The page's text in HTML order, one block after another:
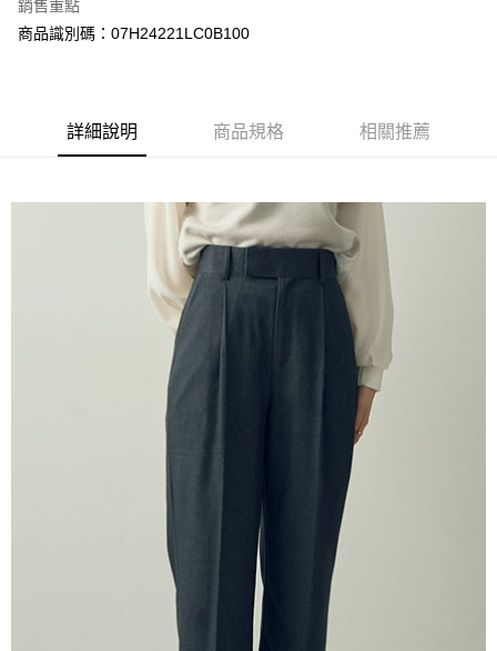
大哥付你分期
相關說明
流程，驗證手機門號後，選擇欲分期的期數、繳款截止日，確認付款後即完
成交易。
消。如遇「轉專審核」未通過狀況，表示未達大哥付你分期系統評分，恕無
1.分期款項不併入電信帳單，「大哥付你分期」於每月結算日後寄送繳費提
2.透過簡訊連結打開帳單後，可選擇「超商條碼／台灣大直營門市／銀行轉
帳／街口支付／iPASS MONEY」等通路繳費。
1.本服務係由「台灣大哥大股份有限公司」（以下簡稱本公司）所提供，讓
用戶於交易時，得透過本服務購買商品或服務，並由商店將買賣／分期付款
買賣價金債權讓與本公司後，依約使用本公司帳單繳交帳款。
2.基於同意付款使用「大哥付你分期」之契約關係目的，商店將以您的個人
資料（包含姓名、電話或地址）提供予台灣大哥大進項蒐集、處理及利用，
由本公司與您本人進行分期帳單所需資料之確認、核對及更正。
https://oppay.tw/userRule
【關於「AFTEE先享後付」】
AFTEE先享後付是「在收到商品之後才付款」的支付方式。 讓您購物簡單
１．簡單：不需註冊會員、不需綁卡、不需儲值。
２．便利：只要手機號碼，簡訊認證，即可結帳。
３．安心：先確認商品／服務後，再付款。
【「AFTEE先享後付」結帳流程】
１．於結帳方式選擇「AFTEE先享後付」後，將跳轉至「AFTEE先享後付」
結帳頁面，進行簡訊認證並確認金額後，即可完成結帳。
２．訂單成立數日內，您將收到繳費通知簡訊。
３．收到繳費通知簡訊後14天內，點擊此簡訊中的連結，可透過四大超商／
ATM／網路銀行／等多元方式進行付款，方視為交易完成。
※ 請注意：結帳手續完成當下不需立刻繳費，但若您需要取消訂單，請聯絡
購買商品的店家。未經商家同意取消之訂單仍視為有效，需透過AFTEE先享
※ 交易是否成功請以「AFTEE先享後付 」之結帳頁面顯示為準，若有關於
是否繳費成功／繳費後需取消欲退款等相關疑問，請聯繫「AFTEE先享後付
https://netprotections.freshdesk.com/support/home
１．透過由恩沛科技股份有限公司提供之「AFTEE先享後付」服務完成之交
易，需依本服務之必要範圍內提供個人資料，並將交易相關給付款項請求債
２．關於個人資料處理事宜，請瀏覽以下網址：
https://aftee.tw/terms/#terms3
ATM付款
每筆NT$60，滿NT$388(含以上)免運費
每筆NT$60，滿NT$388(含以上)免運費
每筆NT$60，滿NT$888(含以上)免運費
每筆NT$60，滿NT$888(含以上)免運費
每筆NT$60，滿NT$888(含以上)免運費
銷售重點
商品識別碼：07H24221LC0B100
詳細說明 商品規格 相關推薦